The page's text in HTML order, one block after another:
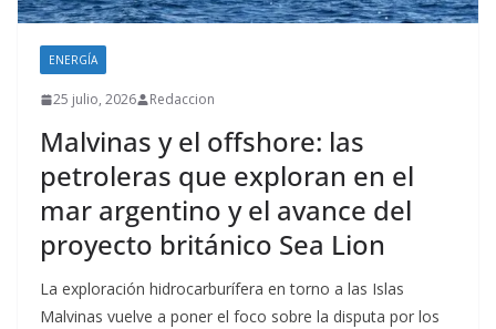
ENERGÍA
25 julio, 2026 Redaccion
Malvinas y el offshore: las
petroleras que exploran en el
mar argentino y el avance del
proyecto británico Sea Lion
La exploración hidrocarburífera en torno a las Islas
Malvinas vuelve a poner el foco sobre la disputa por los